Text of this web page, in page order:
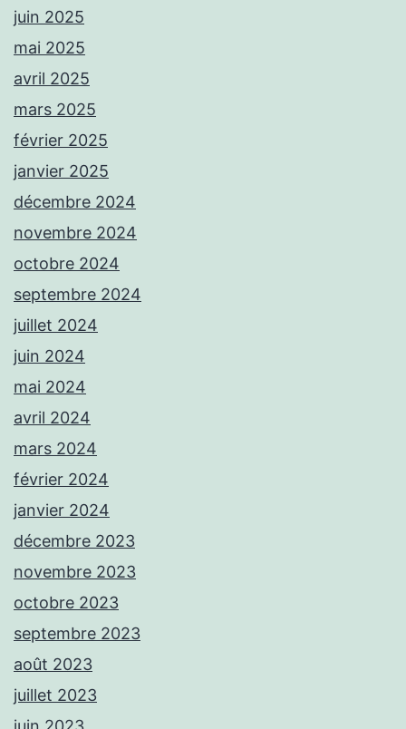
juin 2025
mai 2025
avril 2025
mars 2025
février 2025
janvier 2025
décembre 2024
novembre 2024
octobre 2024
septembre 2024
juillet 2024
juin 2024
mai 2024
avril 2024
mars 2024
février 2024
janvier 2024
décembre 2023
novembre 2023
octobre 2023
septembre 2023
août 2023
juillet 2023